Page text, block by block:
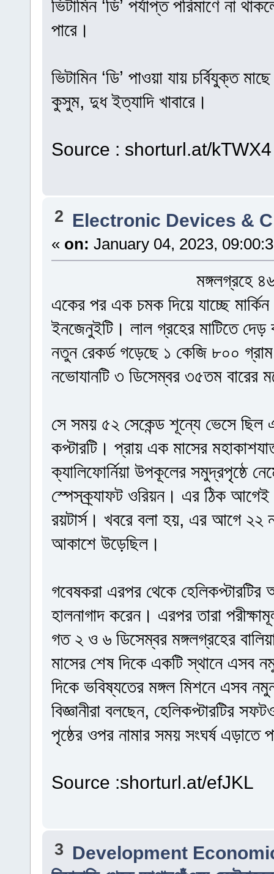
ভিটামিন ‘ডি’ পর্যাপ্ত পরিমাণে না
পারে।
ভিটামিন ‘ডি’ পাওয়া যায় চর্বিযুক্ত
কুসুম, দুধ ইত্যাদি খাবারে।
Source : shorturl.at/kTWX4
2 Electronic Devices &
« on: January 04, 2023,
মঙ্গলগ্রহে
একের পর এক চমক দিয়ে যাচ্ছে মার্কিন
ইনজেনুইটি। লাল গ্রহের মাটিতে
নতুন রেকর্ড গড়েছে ১ কেজি ৮০০
নভোযানটি ৩ ডিসেম্বর ৩৫তম বারের
সে সময় ৫২ সেকেন্ড শূন্যে ভেসে
কপ্টারটি। প্রায় এক মাসের
ক্যালিফোর্নিয়া উপকূলের সমুদ্রপৃষ্ঠে
স্পেসক্র্যাফট ওরিয়ন। এর ঠিক আগেই
রয়টার্স। খবরে বলা হয়, এর আগে ২২
আকাশে উড়েছিল।
গবেষকরা এরপর থেকে
হালনাগাদ করেন। এরপর তারা
গত ২ ও ৬ ডিসেম্বর মঙ্গলগ্রহের
মাসের শেষ দিকে একটি স্থানে এসব
দিকে ভবিষ্যতের মঙ্গল মিশনে এসব
বিজ্ঞানীরা বলছেন, হেলিকপ্টারটির
পৃষ্ঠের ওপর নামার সময় সংঘর্ষ এড়াতে
Source :shorturl.at/efJKL
3 Development